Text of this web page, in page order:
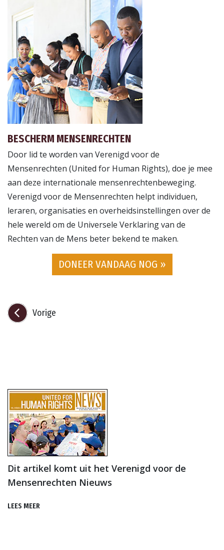
BESCHERM MENSENRECHTEN
Door lid te worden van Verenigd voor de
Mensenrechten (United for Human Rights), doe je mee
aan deze internationale mensenrechtenbeweging.
Verenigd voor de Mensenrechten helpt individuen,
leraren, organisaties en overheidsinstellingen over de
hele wereld om de Universele Verklaring van de
Rechten van de Mens beter bekend te maken.
DONEER VANDAAG NOG »
Vorige
Dit artikel komt uit het Verenigd voor de
Mensenrechten Nieuws
LEES MEER